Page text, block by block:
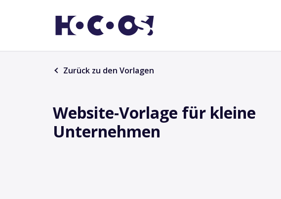
Zurück zu den Vorlagen
Website-Vorlage für kleine
Unternehmen